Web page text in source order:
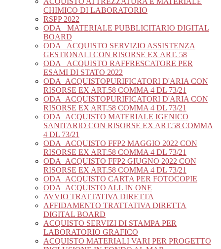
CHIMICO DI LABORATORIO
RSPP 2022
ODA_ MATERIALE PUBBLICITARIO DIGITAL
BOARD
ODA_ ACQUISTO SERVIZIO ASSISTENZA
GESTIONALI CON RISORSE EX ART. 58
ODA_ ACQUISTO RAFFRESCATORE PER
ESAMI DI STATO 2022
ODA_ACQUISTOPURIFICATORI D'ARIA CON
RISORSE EX ART.58 COMMA 4 DL 73/21
ODA_ACQUISTOPURIFICATORI D'ARIA CON
RISORSE EX ART.58 COMMA 4 DL 73/21
ODA_ACQUISTO MATERIALE IGENICO
SANITARIO CON RISORSE EX ART.58 COMMA
4 DL 73/21
ODA_ACQUISTO FFP2 MAGGIO 2022 CON
RISORSE EX ART.58 COMMA 4 DL 73/21
ODA_ACQUISTO FFP2 GIUGNO 2022 CON
RISORSE EX ART.58 COMMA 4 DL 73/21
ODA_ACQUISTO CARTA PER FOTOCOPIE
ODA_ACQUISTO ALL IN ONE
AVVIO TRATTATIVA DIRETTA
AFFIDAMENTO TRATTATIVA DIRETTA
DIGITAL BOARD
ACQUISTO SERVIZI DI STAMPA PER
LABORATORIO GRAFICO
ACQUISTO MATERIALI VARI PER PROGETTO